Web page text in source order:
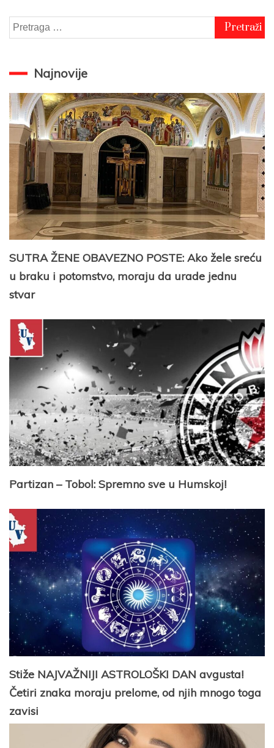
Pretraga
za:
Najnovije
SUTRA ŽENE OBAVEZNO POSTE: Ako žele sreću
u braku i potomstvo, moraju da urade jednu
stvar
Partizan – Tobol: Spremno sve u Humskoj!
Stiže NAJVAŽNIJI ASTROLOŠKI DAN avgusta!
Četiri znaka moraju prelome, od njih mnogo toga
zavisi